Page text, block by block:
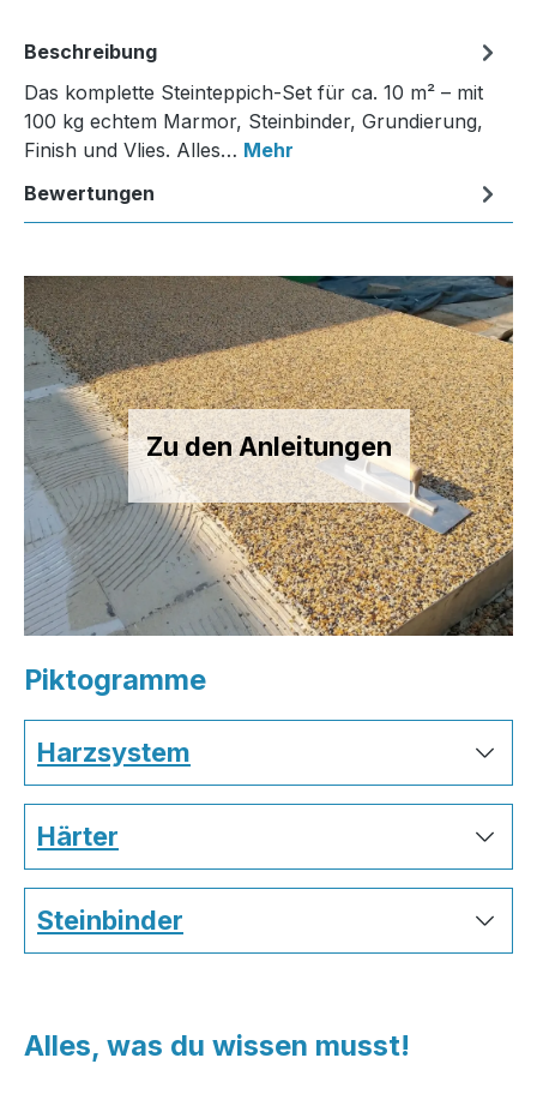
Beschreibung
Das komplette Steinteppich-Set für ca. 10 m² – mit
100 kg echtem Marmor, Steinbinder, Grundierung,
Finish und Vlies. Alles… Mehr
Bewertungen
Zu den Anleitungen
Piktogramme
Harzsystem
Härter
Steinbinder
Alles, was du wissen musst!